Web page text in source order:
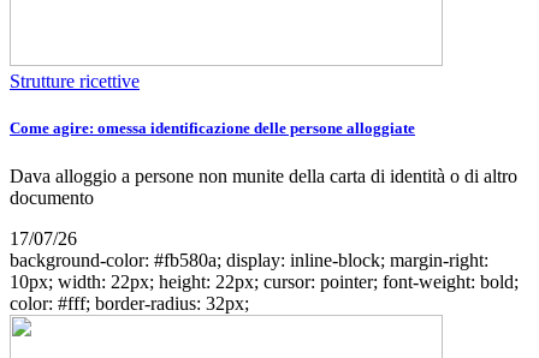
Strutture ricettive
Come agire: omessa identificazione delle persone alloggiate
Dava alloggio a persone non munite della carta di identità o di altro
documento
17/07/26
background-color: #fb580a; display: inline-block; margin-right:
10px; width: 22px; height: 22px; cursor: pointer; font-weight: bold;
color: #fff; border-radius: 32px;